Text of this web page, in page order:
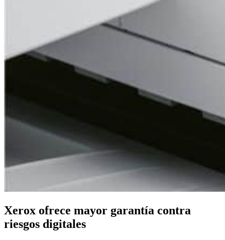
Xerox ofrece mayor garantía contra
riesgos digitales